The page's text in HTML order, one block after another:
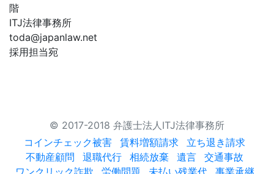
階
ITJ法律事務所
toda@japanlaw.net
採用担当宛
© 2017-2018 弁護士法人ITJ法律事務所
コインチェック被害
賃料増額請求
立ち退き請求
不動産顧問
退職代行 相続放棄 遺言
交通事故
ワンクリック詐欺
労働問題 未払い残業代 事業承継